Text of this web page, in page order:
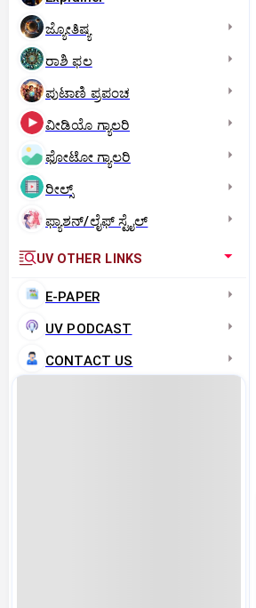
ಜ್ಯೋತಿಷ್ಯ
ರಾಶಿ ಫಲ
ಪುಟಾಣಿ ಪ್ರಪಂಚ
ವೀಡಿಯೊ ಗ್ಯಾಲರಿ
ಫೋಟೋ ಗ್ಯಾಲರಿ
ರೀಲ್ಸ್
ಫ್ಯಾಶನ್/ಲೈಫ್‌ ಸ್ಟೈಲ್
UV OTHER LINKS
E-PAPER
UV PODCAST
CONTACT US